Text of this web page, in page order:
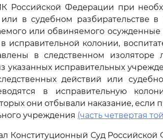
Российской Федерации при
в судебном разбирательстве в
или обвиняемого
исправительной колонии,
в следственном изоляторе
указанных исправительных
действий или
в исправительную
они отбывали наказание, если
учреждения (часть четвертая
Конституционный Суд